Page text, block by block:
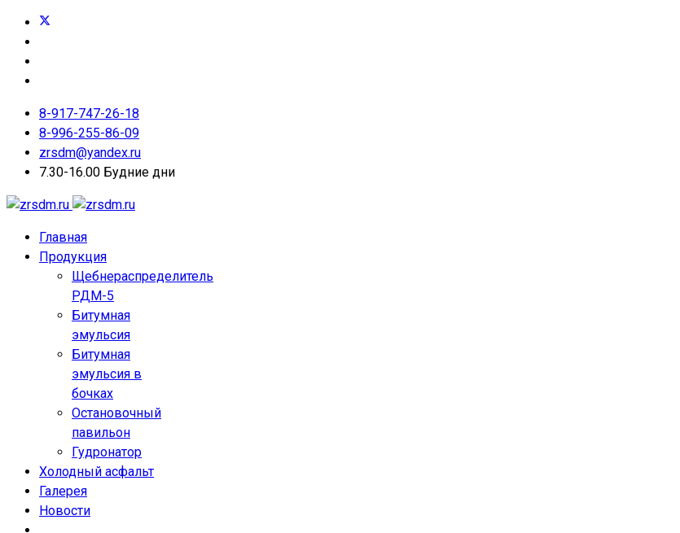
8-917-747-26-18
8-996-255-86-09
zrsdm@yandex.ru
7.30-16.00 Будние дни
Главная
Продукция
Щебнераспределитель
РДМ-5
Битумная
эмульсия
Битумная
эмульсия в
бочках
Остановочный
павильон
Гудронатор
Холодный асфальт
Галерея
Новости